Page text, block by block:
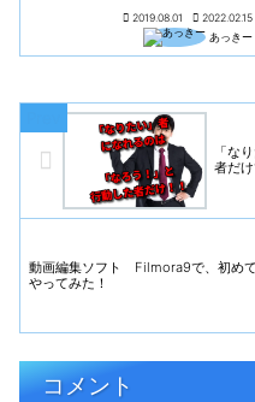
2019.08.01
2022.02.15
あっきー
「な
者だけ
動画編集ソフト Filmora9で、初め
やってみた！
コメント